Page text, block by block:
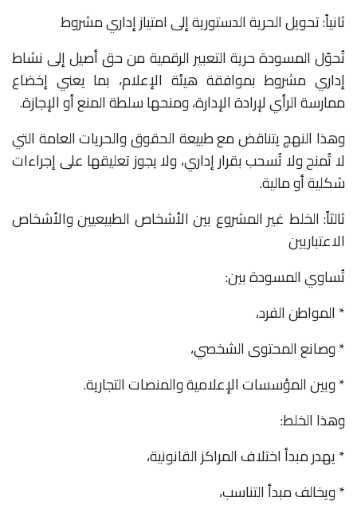
ثانياً: تحويل الحرية الدستورية إلى امتياز إداري مشروط
تُحوّل المسودة حرية التعبير الرقمية من حق أصيل إلى نشاط
إداري مشروط بموافقة هيئة الإعلام، بما يعني إخضاع
ممارسة الرأي لإرادة الإدارة، ومنحها سلطة المنع أو الإجازة.
وهذا النهج يتناقض مع طبيعة الحقوق والحريات العامة التي
لا تُمنح ولا تُسحب بقرار إداري، ولا يجوز تعليقها على إجراءات
شكلية أو مالية.
ثالثاً: الخلط غير المشروع بين الأشخاص الطبيعيين والأشخاص
الاعتباريين
تُساوي المسودة بين:
* المواطن الفرد،
* وصانع المحتوى الشخصي،
* وبين المؤسسات الإعلامية والمنصات التجارية.
وهذا الخلط:
* يهدر مبدأ اختلاف المراكز القانونية،
* ويخالف مبدأ التناسب،